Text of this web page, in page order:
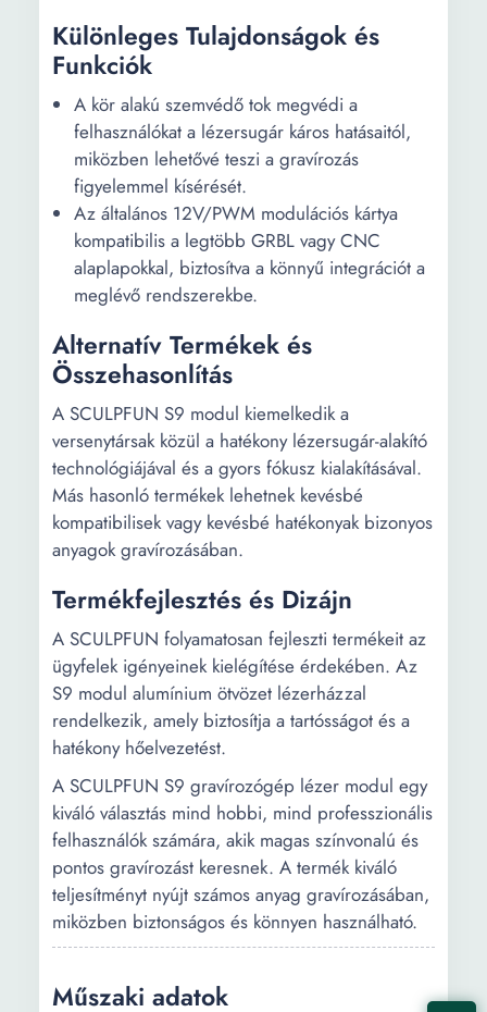
Különleges Tulajdonságok és
Funkciók
A kör alakú szemvédő tok megvédi a
felhasználókat a lézersugár káros hatásaitól,
miközben lehetővé teszi a gravírozás
figyelemmel kísérését.
Az általános 12V/PWM modulációs kártya
kompatibilis a legtöbb GRBL vagy CNC
alaplapokkal, biztosítva a könnyű integrációt a
meglévő rendszerekbe.
Alternatív Termékek és
Összehasonlítás
A SCULPFUN S9 modul kiemelkedik a
versenytársak közül a hatékony lézersugár-alakító
technológiájával és a gyors fókusz kialakításával.
Más hasonló termékek lehetnek kevésbé
kompatibilisek vagy kevésbé hatékonyak bizonyos
anyagok gravírozásában.
Termékfejlesztés és Dizájn
A SCULPFUN folyamatosan fejleszti termékeit az
ügyfelek igényeinek kielégítése érdekében. Az
S9 modul alumínium ötvözet lézerházzal
rendelkezik, amely biztosítja a tartósságot és a
hatékony hőelvezetést.
A SCULPFUN S9 gravírozógép lézer modul egy
kiváló választás mind hobbi, mind professzionális
felhasználók számára, akik magas színvonalú és
pontos gravírozást keresnek. A termék kiváló
teljesítményt nyújt számos anyag gravírozásában,
miközben biztonságos és könnyen használható.
Műszaki adatok